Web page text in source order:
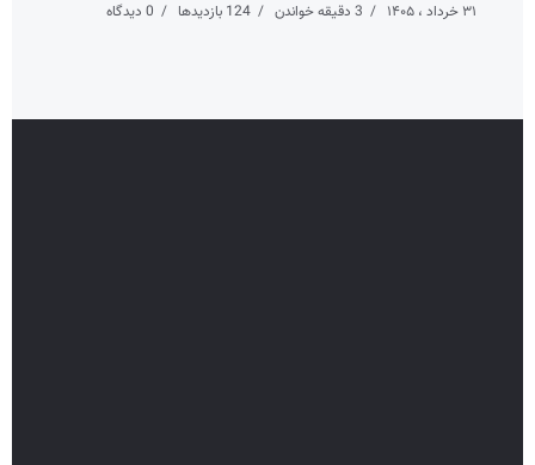
۳۱ خرداد ، ۱۴۰۵ 3 دقیقه خواندن 124 بازدیدها 0 دیدگاه